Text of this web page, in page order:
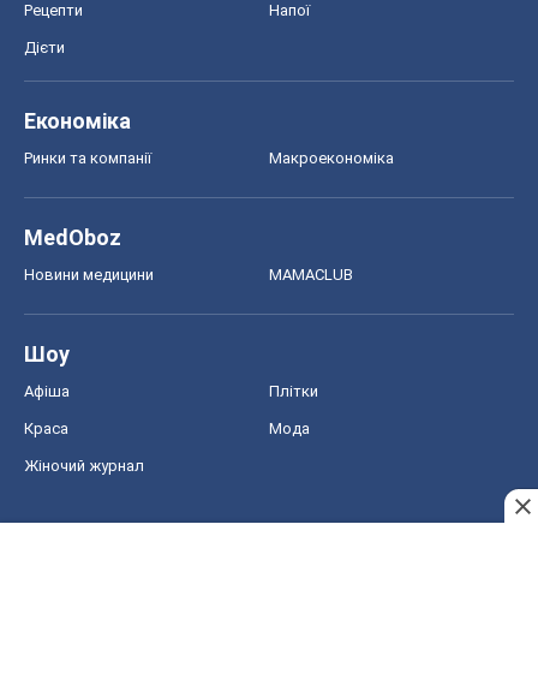
Рецепти Напої
Дієти
Економіка
Ринки та компанії Макроекономіка
MedOboz
Новини медицини MAMACLUB
Шоу
Афіша Плітки
Краса Мода
Жіночий журнал